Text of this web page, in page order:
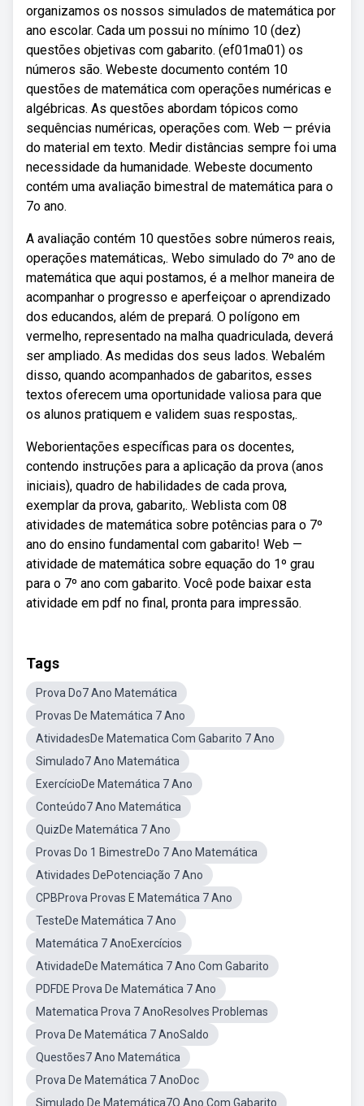
organizamos os nossos simulados de matemática por
ano escolar. Cada um possui no mínimo 10 (dez)
questões objetivas com gabarito. (ef01ma01) os
números são. Webeste documento contém 10
questões de matemática com operações numéricas e
algébricas. As questões abordam tópicos como
sequências numéricas, operações com. Web — prévia
do material em texto. Medir distâncias sempre foi uma
necessidade da humanidade. Webeste documento
contém uma avaliação bimestral de matemática para o
7o ano.
A avaliação contém 10 questões sobre números reais,
operações matemáticas,. Webo simulado do 7º ano de
matemática que aqui postamos, é a melhor maneira de
acompanhar o progresso e aperfeiçoar o aprendizado
dos educandos, além de prepará. O polígono em
vermelho, representado na malha quadriculada, deverá
ser ampliado. As medidas dos seus lados. Webalém
disso, quando acompanhados de gabaritos, esses
textos oferecem uma oportunidade valiosa para que
os alunos pratiquem e validem suas respostas,.
Weborientações específicas para os docentes,
contendo instruções para a aplicação da prova (anos
iniciais), quadro de habilidades de cada prova,
exemplar da prova, gabarito,. Weblista com 08
atividades de matemática sobre potências para o 7º
ano do ensino fundamental com gabarito! Web —
atividade de matemática sobre equação do 1º grau
para o 7º ano com gabarito. Você pode baixar esta
atividade em pdf no final, pronta para impressão.
Tags
Prova Do7 Ano Matemática
Provas De Matemática 7 Ano
AtividadesDe Matematica Com Gabarito 7 Ano
Simulado7 Ano Matemática
ExercícioDe Matemática 7 Ano
Conteúdo7 Ano Matemática
QuizDe Matemática 7 Ano
Provas Do 1 BimestreDo 7 Ano Matemática
Atividades DePotenciação 7 Ano
CPBProva Provas E Matemática 7 Ano
TesteDe Matemática 7 Ano
Matemática 7 AnoExercícios
AtividadeDe Matemática 7 Ano Com Gabarito
PDFDE Prova De Matemática 7 Ano
Matematica Prova 7 AnoResolves Problemas
Prova De Matemática 7 AnoSaldo
Questões7 Ano Matemática
Prova De Matemática 7 AnoDoc
Simulado De Matemática7O Ano Com Gabarito